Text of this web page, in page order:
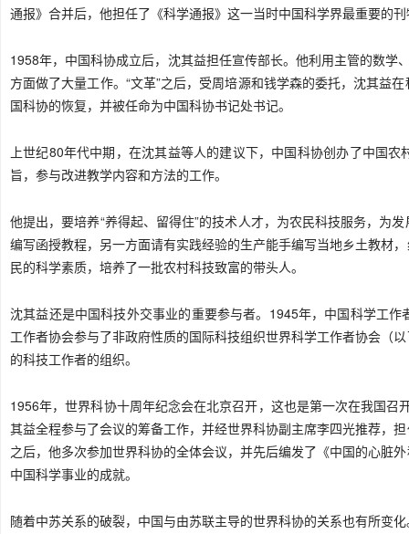
通报》合并后，他担任了《科学通报》这一当时中国科学界最重要的
1958年，中国科协成立后，沈其益担任宣传部长。他利用主管的数
方面做了大量工作。“文革”之后，受周培源和钱学森的委托，沈其益
国科协的恢复，并被任命为中国科协书记处书记。
上世纪80年代中期，在沈其益等人的建议下，中国科协创办了中国
旨，参与改进教学内容和方法的工作。
他提出，要培养“养得起、留得住”的技术人才，为农民科技服务，为
编写函授教程，另一方面请有实践经验的生产能手编写当地乡土教材
民的科学素质，培养了一批农村科技致富的带头人。
沈其益还是中国科技外交事业的重要参与者。1945年，中国科学工
工作者协会参与了非政府性质的国际科技组织世界科学工作者协会（
的科技工作者的组织。
1956年，世界科协十周年纪念会在北京召开，这也是第一次在我国
其益全程参与了会议的筹备工作，并经世界科协副主席李四光推荐，
之后，他多次参加世界科协的全体会议，并先后编发了《中国的心脏
中国科学事业的成就。
随着中苏关系的破裂，中国与由苏联主导的世界科协的关系也有所变